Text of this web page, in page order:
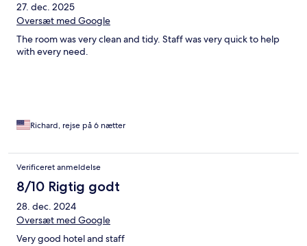
27. dec. 2025
Oversæt med Google
The room was very clean and tidy. Staff was very quick to help
with every need.
Richard, rejse på 6 nætter
Verificeret anmeldelse
8/10 Rigtig godt
28. dec. 2024
Oversæt med Google
Very good hotel and staff